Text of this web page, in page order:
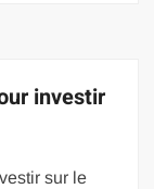
investir
sur le